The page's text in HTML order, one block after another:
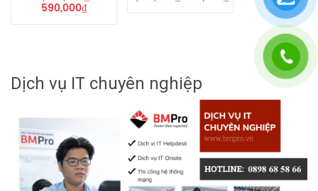
TẦM QUAN SÁT
590,000₫
Dịch vụ IT chuyên nghiệp